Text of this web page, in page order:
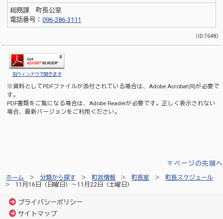
総務課 町長公室
電話番号：096-286-3111
（ID:7648）
別ウィンドウで開きます
※資料としてPDFファイルが添付されている場合は、Adobe Acrobat(R)が必要で
す。
PDF書類をご覧になる場合は、Adobe Readerが必要です。正しく表示されない
場合、最新バージョンをご利用ください。
ページの先頭へ
ホーム 分類から探す 町政情報 町長室
町長スケジュール
11月16日（日曜日）～11月22日（土曜日）
プライバシーポリシー
サイトマップ